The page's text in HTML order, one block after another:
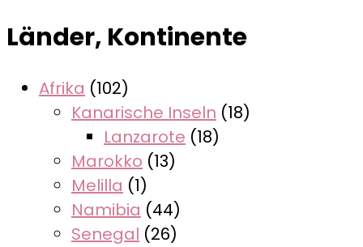
Länder, Kontinente
Afrika (102)
Kanarische Inseln (18)
Lanzarote (18)
Marokko (13)
Melilla (1)
Namibia (44)
Senegal (26)